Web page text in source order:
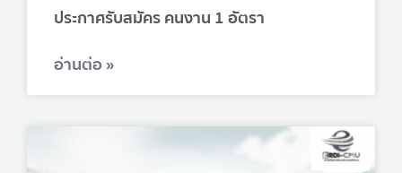
ประกาศรับสมัคร คนงาน 1 อัตรา
อ่านต่อ »